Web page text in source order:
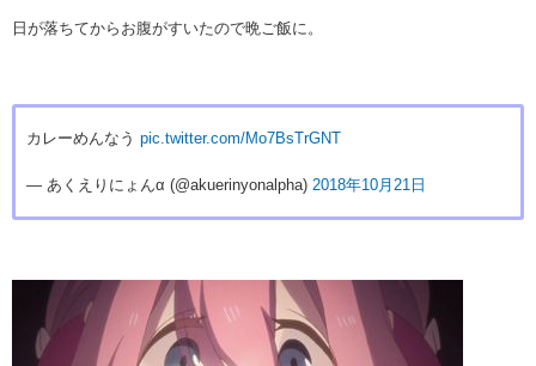
日が落ちてからお腹がすいたので晩ご飯に。
カレーめんなう pic.twitter.com/Mo7BsTrGNT
— あくえりにょんα (@akuerinyonalpha) 2018年10月21日